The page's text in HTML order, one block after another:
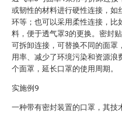
或韧性的材料进行硬性连接，如
环等；也可以采用柔性连接，比
料，便于透气罩3的更换。密封
可拆卸连接，可替换不同的面罩
用率、减少了环境污染和资源浪
个面罩，延长口罩的使用周期。
实施例9
一种带有密封装置的口罩，其技